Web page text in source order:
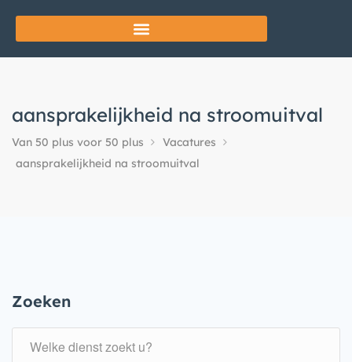
aansprakelijkheid na stroomuitval
Van 50 plus voor 50 plus
Vacatures
aansprakelijkheid na stroomuitval
Zoeken